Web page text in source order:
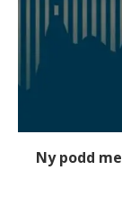
Ny podd